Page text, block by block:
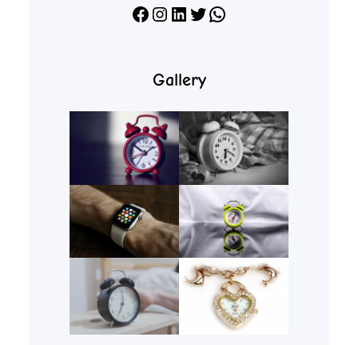
Facebook Instagram LinkedIn X WhatsApp
Gallery